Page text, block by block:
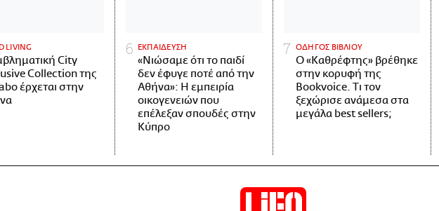
LIVING
City
Collection της
έρχεται στην
ΕΚΠΑΙΔΕΥΣΗ
«Νιώσαμε ότι το παιδί
δεν έφυγε ποτέ από την
Αθήνα»: Η εμπειρία
οικογενειών που
επέλεξαν σπουδές στην
Κύπρο
ΟΔΗΓΟΣ ΒΙΒΛΙΟΥ
Ο «Καθρέφτης» βρέθηκε
στην κορυφή της
Bookvoice. Τι τον
ξεχώρισε ανάμεσα στα
μεγάλα best sellers;